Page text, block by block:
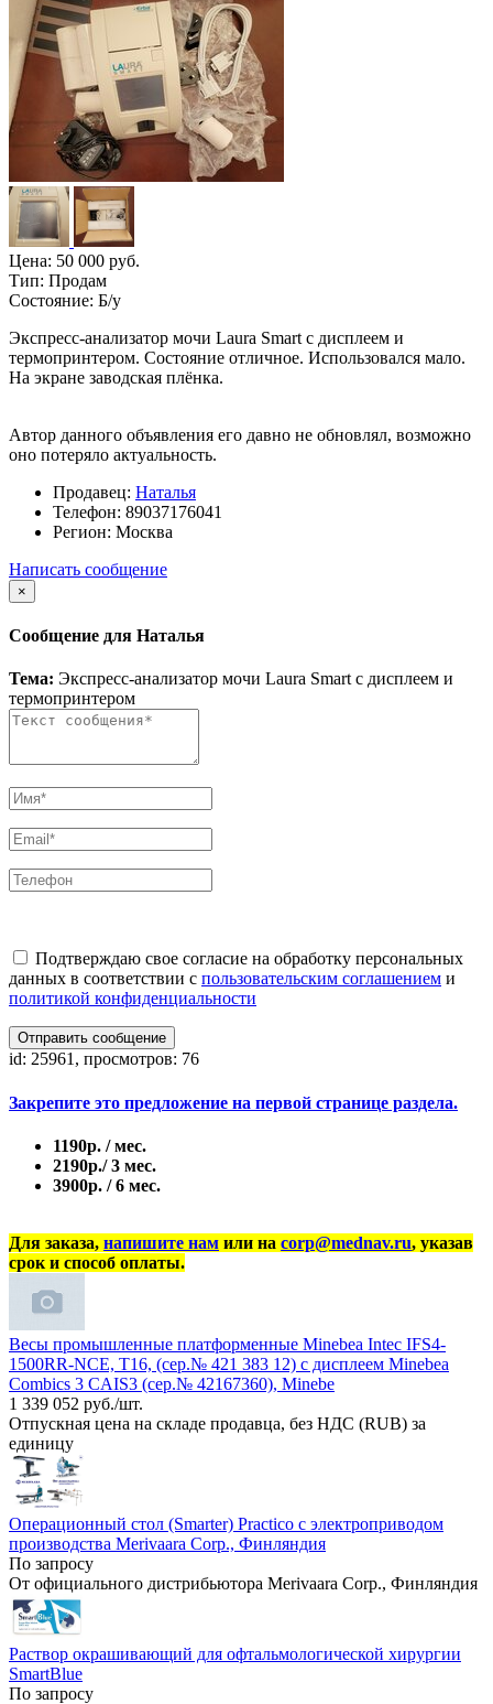
Цена: 50 000 руб.
Тип: Продам
Состояние: Б/у
Экспресс-анализатор мочи Laura Smart с дисплеем и
термопринтером. Состояние отличное. Использовался мало.
На экране заводская плёнка.
Автор данного объявления его давно не обновлял, возможно
оно потеряло актуальность.
Продавец: Наталья
Телефон: 89037176041
Регион: Москва
Написать сообщение
×
Сообщение для Наталья
Тема: Экспресс-анализатор мочи Laura Smart с дисплеем и
термопринтером
Подтверждаю свое согласие на обработку персональных
данных в соответствии с пользовательским соглашением и
политикой конфиденциальности
Отправить сообщение
id: 25961, просмотров: 76
Закрепите это предложение на первой странице раздела.
1190р. / мес.
2190р./ 3 мес.
3900р. / 6 мес.
Для заказа, напишите нам или на corp@mednav.ru, указав
срок и способ оплаты.
Весы промышленные платформенные Minebea Intec IFS4-
1500RR-NCE, T16, (сер.№ 421 383 12) с дисплеем Minebea
Combics 3 CAIS3 (сер.№ 42167360), Minebe
1 339 052 руб./шт.
Отпускная цена на складе продавца, без НДС (RUB) за
единицу
Операционный стол (Smarter) Practico с электроприводом
производства Merivaara Corp., Финляндия
По запросу
От официального дистрибьютора Merivaara Corp., Финляндия
Раствор окрашивающий для офтальмологической хирургии
SmartBlue
По запросу